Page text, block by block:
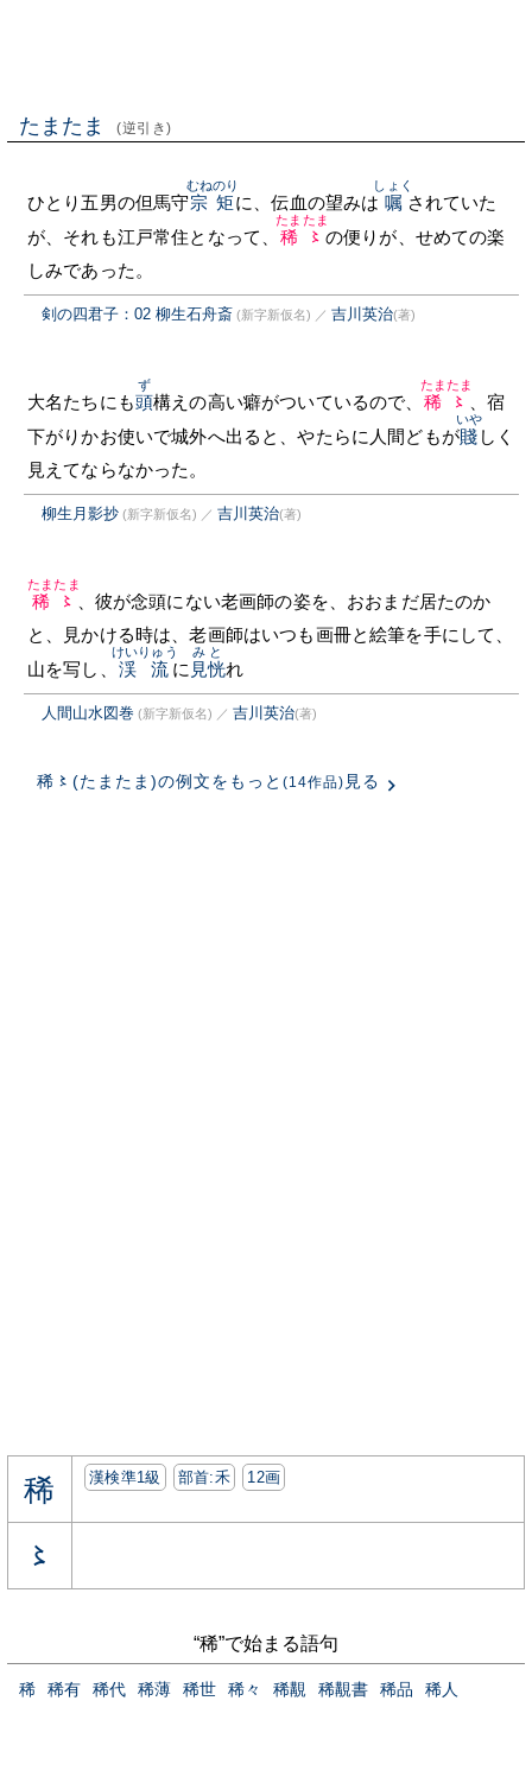
たまたま (逆引き)
ひとり五男の但馬守宗矩
むねのり
に、伝血の望みは 嘱
しょく
されていた
が、それも江戸常住となって、 稀〻
たまたま
の便りが、せめての楽
しみであった。
剣の四君子：02 柳生石舟斎 (新字新仮名) ／ 吉川英治(著)
大名たちにも頭
ず
構えの高い癖がついているので、 稀〻
たまたま
、宿
下がりかお使いで城外へ出ると、やたらに人間どもが賤
いや
しく
見えてならなかった。
柳生月影抄 (新字新仮名) ／ 吉川英治(著)
稀〻
たまたま
、彼が念頭にない老画師の姿を、おおまだ居たのか
と、見かける時は、老画師はいつも画冊と絵筆を手にして、
山を写し、 渓流
けいりゅう
に 見恍
みと
れ
人間山水図巻 (新字新仮名) ／ 吉川英治(著)
稀〻(たまたま)の例文をもっと (14作品) 見る
稀 漢検準1級 部首:⽲ 12画
〻
“稀”で始まる語句
稀 稀有 稀代 稀薄 稀世 稀々 稀覯 稀覯書 稀品 稀人